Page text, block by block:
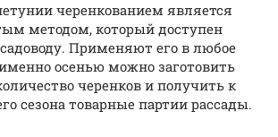
черенкованием является
методом, который доступен
Применяют его в любое
осенью можно заготовить
черенков и получить к
сезона товарные партии рассады.